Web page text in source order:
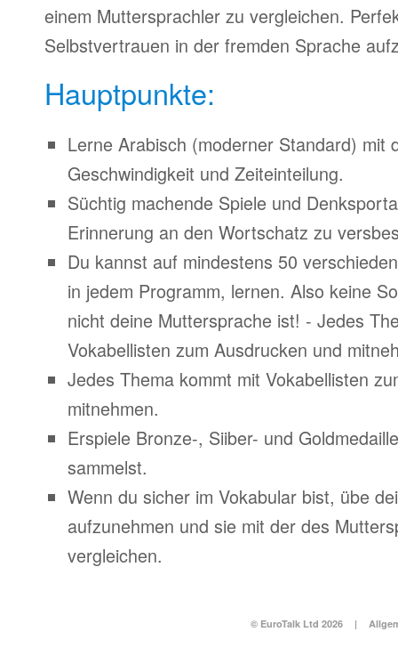
einem Muttersprachler zu vergleichen.
Selbstvertrauen in der fremden Sprache
Hauptpunkte:
Lerne Arabisch (moderner Standard) mit
Geschwindigkeit und Zeiteinteilung.
Süchtig machende Spiele und
Erinnerung an den Wortschatz zu
Du kannst auf mindestens 50
in jedem Programm, lernen. Also keine
nicht deine Muttersprache ist! - Jedes
Vokabellisten zum Ausdrucken und
Jedes Thema kommt mit Vokabellisten
mitnehmen.
Erspiele Bronze-, Siiber- und
sammelst.
Wenn du sicher im Vokabular bist, übe
aufzunehmen und sie mit der des
vergleichen.
© EuroTalk Ltd 2026 |